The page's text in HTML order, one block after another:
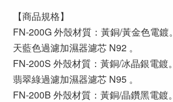
【商品規格】
FN-200G 外殼材質：黃銅/黃金色電
天藍色過濾加濕器濾芯 N92 。
FN-200S 外殼材質：黃銅/冰晶銀電鍍
翡翠綠過濾加濕器濾芯 N95 。
FN-200B 外殼材質：黃銅/晶鑽黑電鍍